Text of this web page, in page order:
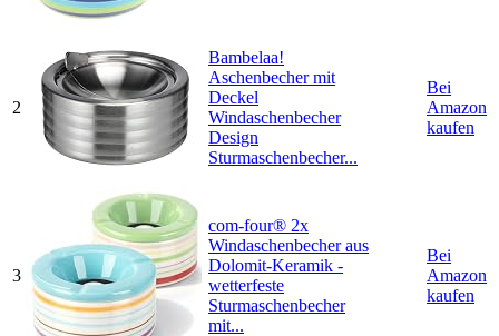
2
Bambelaa!
Aschenbecher mit
Deckel
Windaschenbecher
Design
Sturmaschenbecher...
Bei
Amazon
kaufen
3
com-four® 2x
Windaschenbecher aus
Dolomit-Keramik -
wetterfeste
Sturmaschenbecher
mit...
Bei
Amazon
kaufen